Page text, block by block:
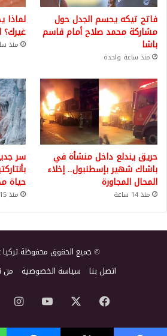
فاتح تيكه يحسم الجدل حول
مشاركة محمد صلاح أمام قاسم
باشا
منذ ساعة واحدة
لماذا
غيرك؟
منذ
حريق يندلع داخل منشأة في
باشاك شهير بإسطنبول.. إخلاء
المحال المجاورة
منذ 14 ساعة
سر
حياة
منذ 15 ساعة
© جميع الحقوق محفوظة تركيا
اتصل بنا سياسة الخصوصية من
فيسبوك ‫YouTube